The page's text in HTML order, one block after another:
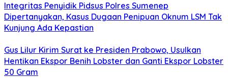
Integritas Penyidik Pidsus Polres Sumenep
Dipertanyakan, Kasus Dugaan Penipuan Oknum LSM Tak
Kunjung Ada Kepastian
Gus Lilur Kirim Surat ke Presiden Prabowo, Usulkan
Hentikan Ekspor Benih Lobster dan Ganti Ekspor Lobster
50 Gram